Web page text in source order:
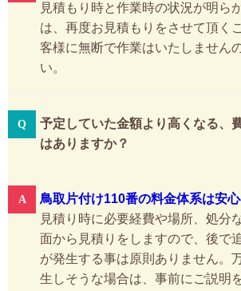
見積もり時と作業時の状況が明ら
は、再度お見積もりをさせて頂く
客様に無断で作業はいたしません
い。
予定していた金額より高くなる、
はありますか？
鳥取片付け110番の料金体系は安心
見積り時に必要経費や場所、処分
面から見積りをしますので、後で
が発生する事は原則ありません。
生しそうな場合は、事前にご説明